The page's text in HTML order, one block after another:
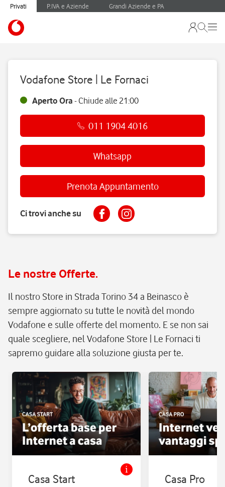
Privati P.IVA e Aziende Grandi Aziende e PA
Vodafone Store | Le Fornaci
Aperto Ora -Chiude alle 21:00
011 1904 4016
Whatsapp
Prenota Appuntamento
Ci trovi anche su
Le nostre Offerte.
Il nostro Store in Strada Torino 34 a Beinasco è
sempre aggiornato su tutte le novità del mondo
Vodafone e sulle offerte del momento. E se non sai
quale scegliere, nel Vodafone Store | Le Fornaci ti
sapremo guidare alla soluzione giusta per te.
Casa Start Casa Pro